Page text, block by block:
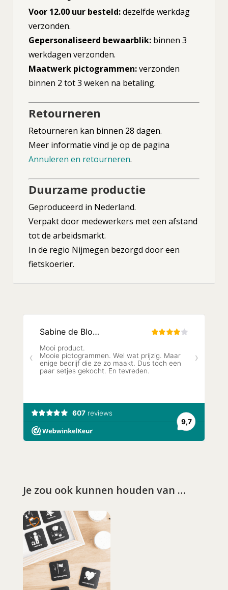
Voor 12.00 uur besteld:dezelfde werkdag
verzonden.
Gepersonaliseerd bewaarblik: binnen 3
werkdagen verzonden.
Maatwerk pictogrammen:verzonden
binnen 2 tot 3 weken na betaling.
Retourneren
Retourneren kan binnen 28 dagen.
Meer informatie vind je op de pagina
Annuleren en retourneren.
Duurzame productie
Geproduceerd in Nederland.
Verpakt door medewerkers met een afstand
tot de arbeidsmarkt.
In de regio Nijmegen bezorgd door een
fietskoerier.
Je zou ook kunnen houden van …